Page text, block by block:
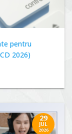
pentru
2026)
29
JUL
2026